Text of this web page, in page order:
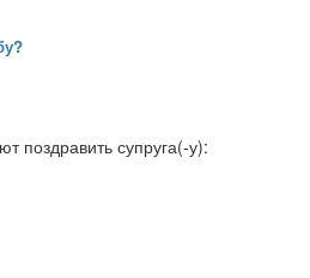
поздравить супруга(-у):